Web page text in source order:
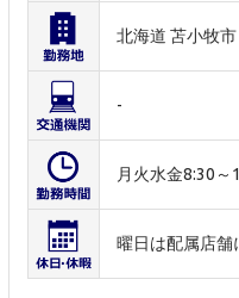
北海道 苫小牧市
-
月火水金8:30
曜日は配属店